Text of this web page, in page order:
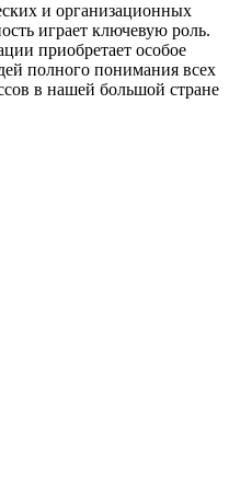
и организационных
играет ключевую роль.
приобретает особое
полного понимания всех
в нашей большой стране